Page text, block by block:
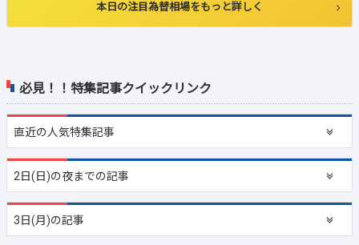
必見！！特集記事クイックリンク
直近の人気特集記事
2日(日)の夜までの記事
3日(月)の記事
本日の注目為替相場をもっと詳しく